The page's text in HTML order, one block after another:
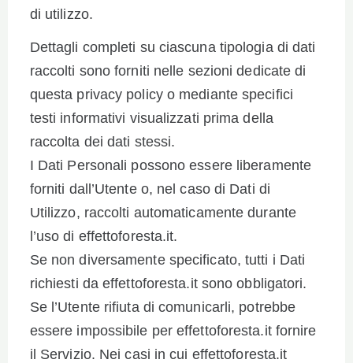
di utilizzo.
Dettagli completi su ciascuna tipologia di dati
raccolti sono forniti nelle sezioni dedicate di
questa privacy policy o mediante specifici
testi informativi visualizzati prima della
raccolta dei dati stessi.
I Dati Personali possono essere liberamente
forniti dall’Utente o, nel caso di Dati di
Utilizzo, raccolti automaticamente durante
l’uso di effettoforesta.it.
Se non diversamente specificato, tutti i Dati
richiesti da effettoforesta.it sono obbligatori.
Se l’Utente rifiuta di comunicarli, potrebbe
essere impossibile per effettoforesta.it fornire
il Servizio. Nei casi in cui effettoforesta.it